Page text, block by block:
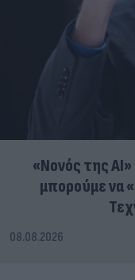
«Νονός της AI»
μπορούμε να
08.08.2026